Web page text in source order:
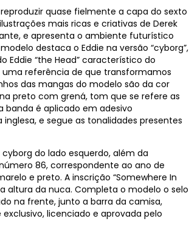
quase fielmente a capa do sexto
mais ricas e criativas de Derek
e apresenta o ambiente futurístico
destaca o Eddie na versão “cyborg”,
“the Head” característico do
uma referência de que transformamos
das mangas do modelo são da cor
preto com grená, tom que se refere as
banda é aplicado em adesivo
e segue as tonalidades presentes
do lado esquerdo, além da
86, correspondente ao ano de
e preto. A inscrição “Somewhere In
altura da nuca. Completa o modelo o selo
na frente, junto a barra da camisa,
licenciado e aprovada pelo